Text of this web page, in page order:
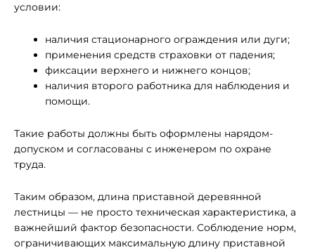
условии:
наличия стационарного ограждения или дуги;
применения средств страховки от падения;
фиксации верхнего и нижнего концов;
наличия второго работника для наблюдения и
помощи.
Такие работы должны быть оформлены нарядом-
допуском и согласованы с инженером по охране
труда.
Таким образом, длина приставной деревянной
лестницы — не просто техническая характеристика, а
важнейший фактор безопасности. Соблюдение норм,
ограничивающих максимальную длину приставной